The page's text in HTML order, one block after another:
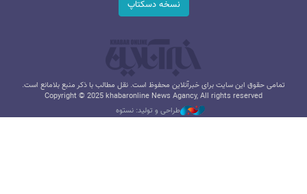
نسخه دسکتاپ
تمامی حقوق این سایت برای خبرآنلاین محفوظ است. نقل مطالب با ذکر منبع بلامانع است.
Copyright © 2025 khabaronline News Agancy, All rights reserved
طراحی و تولید: نستوه